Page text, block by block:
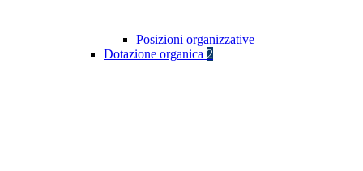
Posizioni organizzative
Dotazione organica 2